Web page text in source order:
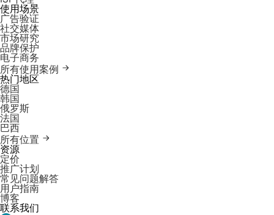
使用场景
广告验证
社交媒体
市场研究
品牌保护
电子商务
所有使用案例
热门地区
德国
韩国
俄罗斯
法国
巴西
所有位置
资源
定价
推广计划
常见问题解答
用户指南
博客
联系我们